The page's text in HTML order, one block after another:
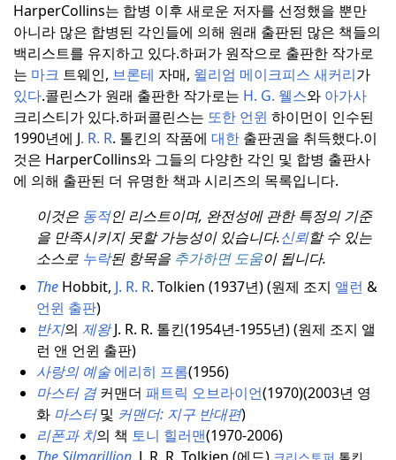
HarperCollins는 합병 이후 새로운 저자를 선정했을 뿐만
아니라 많은 합병된 각인들에 의해 원래 출판된 많은 책들의
백리스트를 유지하고 있다.하퍼가 원작으로 출판한 작가로
는 마크 트웨인, 브론테 자매, 윌리엄 메이크피스 새커리가
있다.콜린스가 원래 출판한 작가로는 H. G. 웰스와 아가사
크리스티가 있다.하퍼콜린스는 또한 언윈 하이먼이 인수된
1990년에 J. R. R. 톨킨의 작품에 대한 출판권을 취득했다.이
것은 HarperCollins와 그들의 다양한 각인 및 합병 출판사
에 의해 출판된 더 유명한 책과 시리즈의 목록입니다.
이것은 동적인 리스트이며, 완전성에 관한 특정의 기준
을 만족시키지 못할 가능성이 있습니다.신뢰할 수 있는
소스로 누락된 항목을 추가하면 도움이 됩니다.
TheHobbit, J. R. R. Tolkien (1937년) (원제 조지 앨런 &
언윈 출판)
반지의 제왕J. R. R. 톨킨(1954년-1955년) (원제 조지 앨
런 앤 언윈 출판)
사랑의 예술 에리히 프롬(1956)
마스터 겸커맨더 패트릭 오브라이언(1970)(2003년 영
화 마스터및 커맨더:지구 반대편)
리폰과 치의 책 토니 힐러맨(1970-2006)